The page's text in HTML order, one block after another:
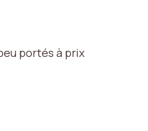
portés à prix